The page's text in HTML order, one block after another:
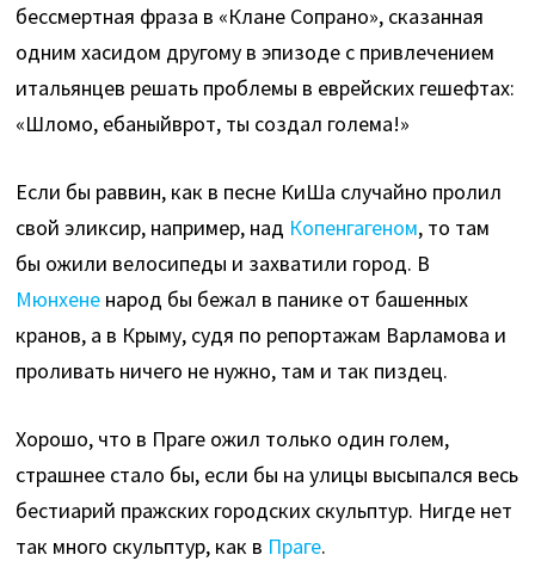
бессмертная фраза в «Клане Сопрано», сказанная
одним хасидом другому в эпизоде с привлечением
итальянцев решать проблемы в еврейских гешефтах:
«Шломо, ебаныйврот, ты создал голема!»
Если бы раввин, как в песне КиШа случайно пролил
свой эликсир, например, над Копенгагеном, то там
бы ожили велосипеды и захватили город. В
Мюнхене народ бы бежал в панике от башенных
кранов, а в Крыму, судя по репортажам Варламова и
проливать ничего не нужно, там и так пиздец.
Хорошо, что в Праге ожил только один голем,
страшнее стало бы, если бы на улицы высыпался весь
бестиарий пражских городских скульптур. Нигде нет
так много скульптур, как в Праге.